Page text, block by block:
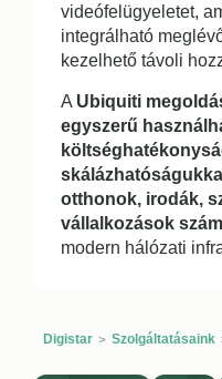
videófelügyeletet,
integrálható
kezelhető távoli
A Ubiquiti
egyszerű
skálázhatóságukkal
otthonok, irodák,
vállalkozások
modern hálózati
Digistar > Szolgáltatásaink